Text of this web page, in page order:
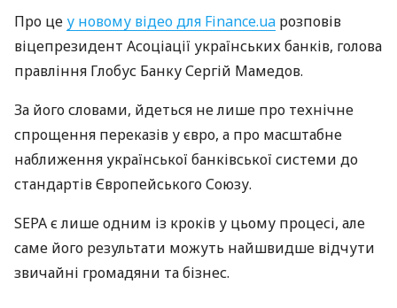
Про це у новому відео для Finance.ua розповів
віцепрезидент Асоціації українських банків, голова
правління Глобус Банку Сергій Мамедов.
За його словами, йдеться не лише про технічне
спрощення переказів у євро, а про масштабне
наближення української банківської системи до
стандартів Європейського Союзу.
SEPA є лише одним із кроків у цьому процесі, але
саме його результати можуть найшвидше відчути
звичайні громадяни та бізнес.